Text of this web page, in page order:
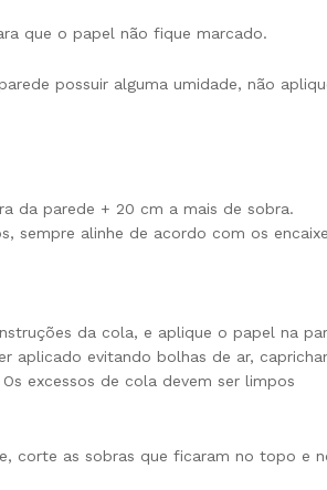
que o papel não fique marcado.
possuir alguma umidade, não
da parede + 20 cm a mais de sobra.
sempre alinhe de acordo com os
da cola, e aplique o papel na
aplicado evitando bolhas de ar,
excessos de cola devem ser limpos
corte as sobras que ficaram no topo e